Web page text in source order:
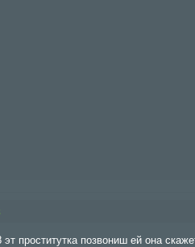
эт проститутка позвониш ей она